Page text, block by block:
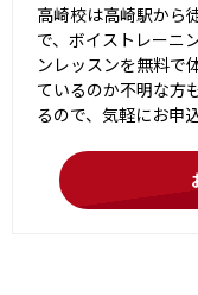
高崎校は高崎駅から
で、ボイストレーニ
ンレッスンを無料で
ているのか不明な方
るので、気軽にお申